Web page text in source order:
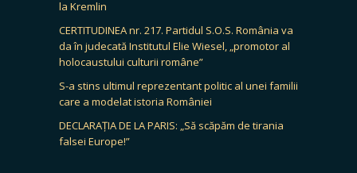
la Kremlin
CERTITUDINEA nr. 217. Partidul S.O.S. România va
da în judecată Institutul Elie Wiesel, „promotor al
holocaustului culturii române”
S-a stins ultimul reprezentant politic al unei familii
care a modelat istoria României
DECLARAȚIA DE LA PARIS: „Să scăpăm de tirania
falsei Europe!”